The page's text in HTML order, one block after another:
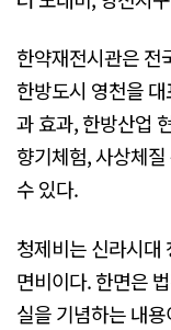
한약재전시관은 전
한방도시 영천을
과 효과, 한방산업
향기체험, 사상체
수 있다.
청제비는 신라시대
면비이다. 한면은
실을 기념하는 내